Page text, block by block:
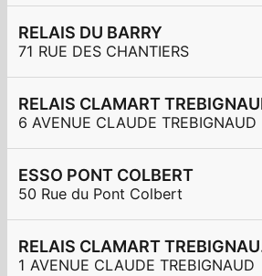
RELAIS DU BARRY
71 RUE DES CHANTIERS
RELAIS CLAMART
6 AVENUE CLAUDE TREBIGNAUD
ESSO PONT COLBERT
50 Rue du Pont Colbert
1 AVENUE CLAUDE TREBIGNAUD